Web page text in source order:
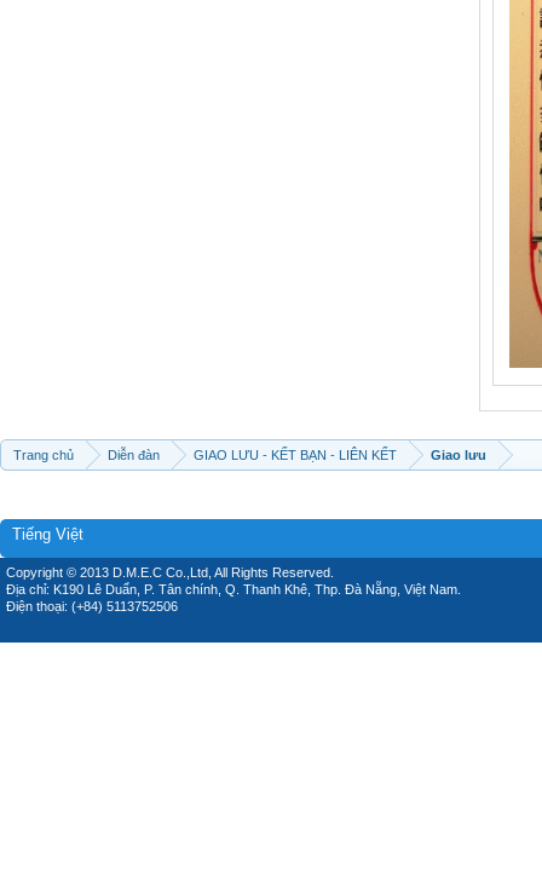
Trang chủ Diễn đàn GIAO LƯU - KẾT BẠN - LIÊN KẾT Giao lưu
Tiếng Việt
Copyright © 2013 D.M.E.C Co.,Ltd, All Rights Reserved.
Địa chỉ: K190 Lê Duẩn, P. Tân chính, Q. Thanh Khê, Thp. Đà Nẵng, Việt Nam.
Điện thoại: (+84) 5113752506